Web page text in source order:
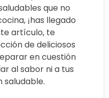
que no
¡has llegado
artículo, te
de deliciosos
en cuestión
al sabor ni a tus
saludable.